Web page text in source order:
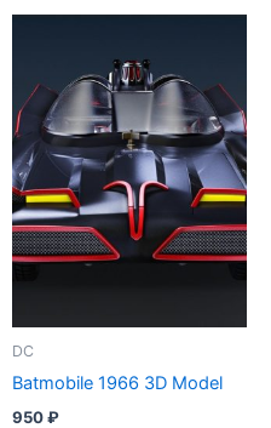
DC
Batmobile 1966 3D Model
950₽